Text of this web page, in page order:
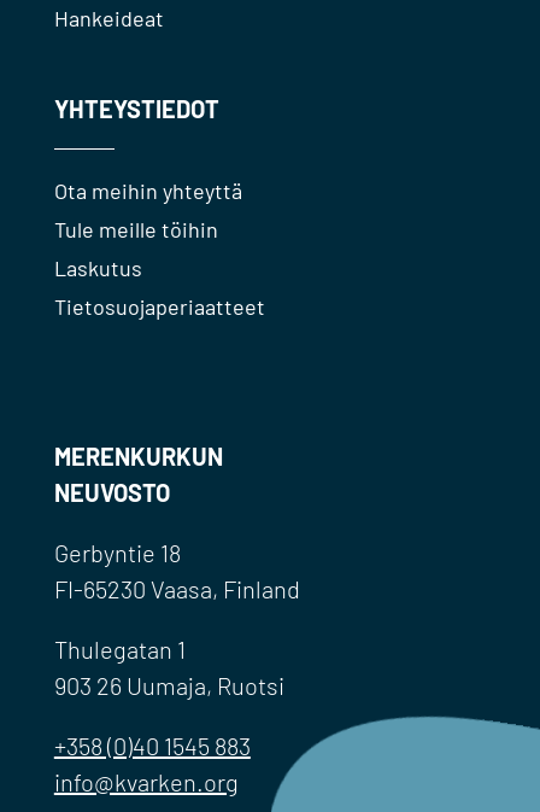
Hankeideat
YHTEYSTIEDOT
Ota meihin yhteyttä
Tule meille töihin
Laskutus
Tietosuojaperiaatteet
MERENKURKUN
NEUVOSTO
Gerbyntie 18
FI-65230 Vaasa, Finland
Thulegatan 1
903 26 Uumaja, Ruotsi
+358 (0)40 1545 883
info@kvarken.org